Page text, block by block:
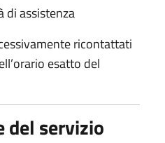
di assistenza
ricontattati
esatto del
del servizio